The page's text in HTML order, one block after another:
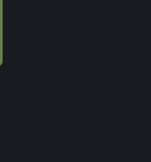
gates of
как посмотреть?